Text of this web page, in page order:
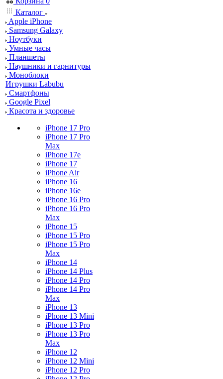
Каталог
Apple iPhone
Samsung Galaxy
Ноутбуки
Умные часы
Планшеты
Наушники и гарнитуры
Моноблоки
Игрушки Labubu
Смартфоны
Google Pixel
Красота и здоровье
iPhone 17 Pro
iPhone 17 Pro
Max
iPhone 17e
iPhone 17
iPhone Air
iPhone 16
iPhone 16e
iPhone 16 Pro
iPhone 16 Pro
Max
iPhone 15
iPhone 15 Pro
iPhone 15 Pro
Max
iPhone 14
iPhone 14 Plus
iPhone 14 Pro
iPhone 14 Pro
Max
iPhone 13
iPhone 13 Mini
iPhone 13 Pro
iPhone 13 Pro
Max
iPhone 12
iPhone 12 Mini
iPhone 12 Pro